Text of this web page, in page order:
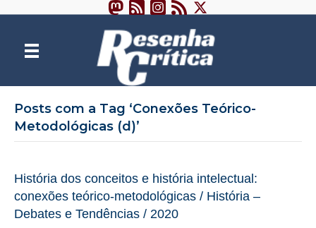
Posts com a Tag ‘Conexões Teórico-
Metodológicas (d)’
História dos conceitos e história intelectual:
conexões teórico-metodológicas / História –
Debates e Tendências / 2020